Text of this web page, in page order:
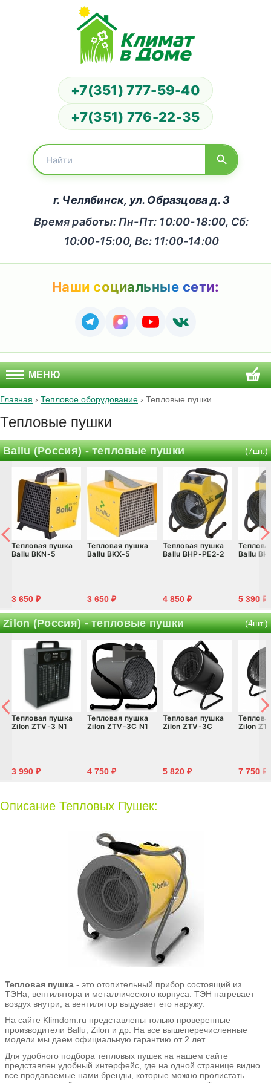
+7(351) 777-59-40
+7(351) 776-22-35
г. Челябинск, ул. Образцова д. 3
Время работы: Пн-Пт: 10:00-18:00, Сб:
10:00-15:00, Вс: 11:00-14:00
Наши социальные сети:
МЕНЮ
Главная › Тепловое оборудование › Тепловые пушки
Тепловые пушки
Ballu (Россия) - тепловые пушки (7шт.)
Тепловая пушка
Ballu BKN-5
3 650 ₽
Тепловая пушка
Ballu BKX-5
3 650 ₽
Тепловая пушка
Ballu BHP-PE2-2
4 850 ₽
Ballu
5 390 ₽
Zilon (Россия) - тепловые пушки (4шт.)
Тепловая пушка
Zilon ZTV-3 N1
3 990 ₽
Тепловая пушка
Zilon ZTV-3C N1
4 750 ₽
Тепловая пушка
Zilon ZTV-3С
5 820 ₽
Zilon
7 750 ₽
Описание Тепловых Пушек:
Тепловая пушка - это отопительный прибор состоящий из
ТЭНа, вентилятора и металлического корпуса. ТЭН нагревает
воздух внутри, а вентилятор выдувает его наружу.
На сайте Klimdom.ru представлены только проверенные
производители Ballu, Zilon и др. На все вышеперечисленные
модели мы даем официальную гарантию от 2 лет.
Для удобного подбора тепловых пушек на нашем сайте
представлен удобный интерфейс, где на одной странице видно
все продаваемые нами бренды, которые можно пролистать